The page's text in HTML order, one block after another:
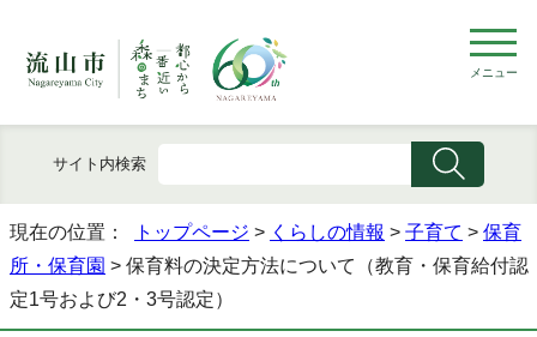
メニュー
サイト内検索
現在の位置： トップページ > くらしの情報 > 子育て > 保育
所・保育園 > 保育料の決定方法について（教育・保育給付認
定1号および2・3号認定）